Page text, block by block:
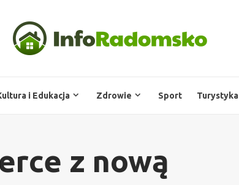
i Edukacja Zdrowie Sport Turystyka
z nową